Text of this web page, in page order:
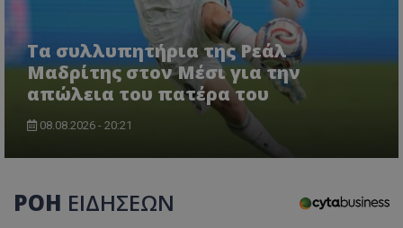
Τα συλλυπητήρια της Ρεάλ
Μαδρίτης στον Μέσι για την
απώλεια του πατέρα του
08.08.2026 - 20:21
ΡΟΗ ΕΙΔΗΣΕΩΝ